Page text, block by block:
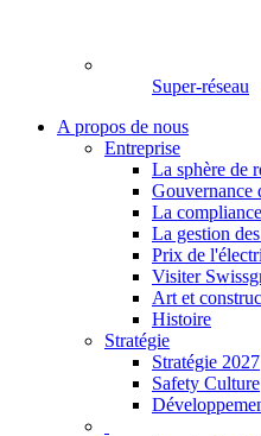
Super-réseau
A propos de nous
Entreprise
La sphère de
Gouvernance
La
La gestion
Prix de
Visiter
Art et
Histoire
Stratégie
Stratégie 2027
Safety Culture